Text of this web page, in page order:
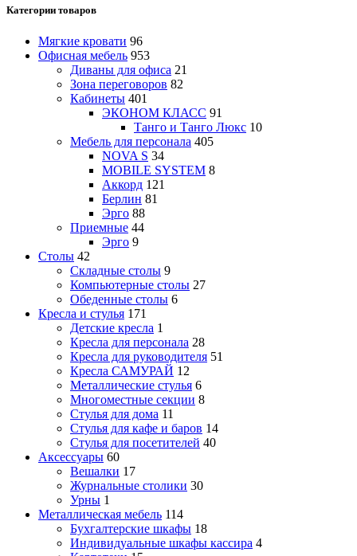
Категории товаров
Мягкие кровати 96
Офисная мебель 953
Диваны для офиса 21
Зона переговоров 82
Кабинеты 401
ЭКОНОМ КЛАСС 91
Танго и Танго Люкс 10
Мебель для персонала 405
NOVA S 34
MOBILE SYSTEM 8
Аккорд 121
Берлин 81
Эрго 88
Приемные 44
Эрго 9
Столы 42
Складные столы 9
Компьютерные столы 27
Обеденные столы 6
Кресла и стулья 171
Детские кресла 1
Кресла для персонала 28
Кресла для руководителя 51
Кресла САМУРАЙ 12
Металлические стулья 6
Многоместные секции 8
Стулья для дома 11
Стулья для кафе и баров 14
Стулья для посетителей 40
Аксессуары 60
Вешалки 17
Журнальные столики 30
Урны 1
Металлическая мебель 114
Бухгалтерские шкафы 18
Индивидуальные шкафы кассира 4